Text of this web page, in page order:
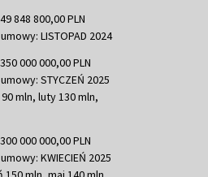
848 800,00 PLN
LISTOPAD 2024
000 000,00 PLN
STYCZEŃ 2025
mln, luty 130 mln,
000 000,00 PLN
KWIECIEŃ 2025